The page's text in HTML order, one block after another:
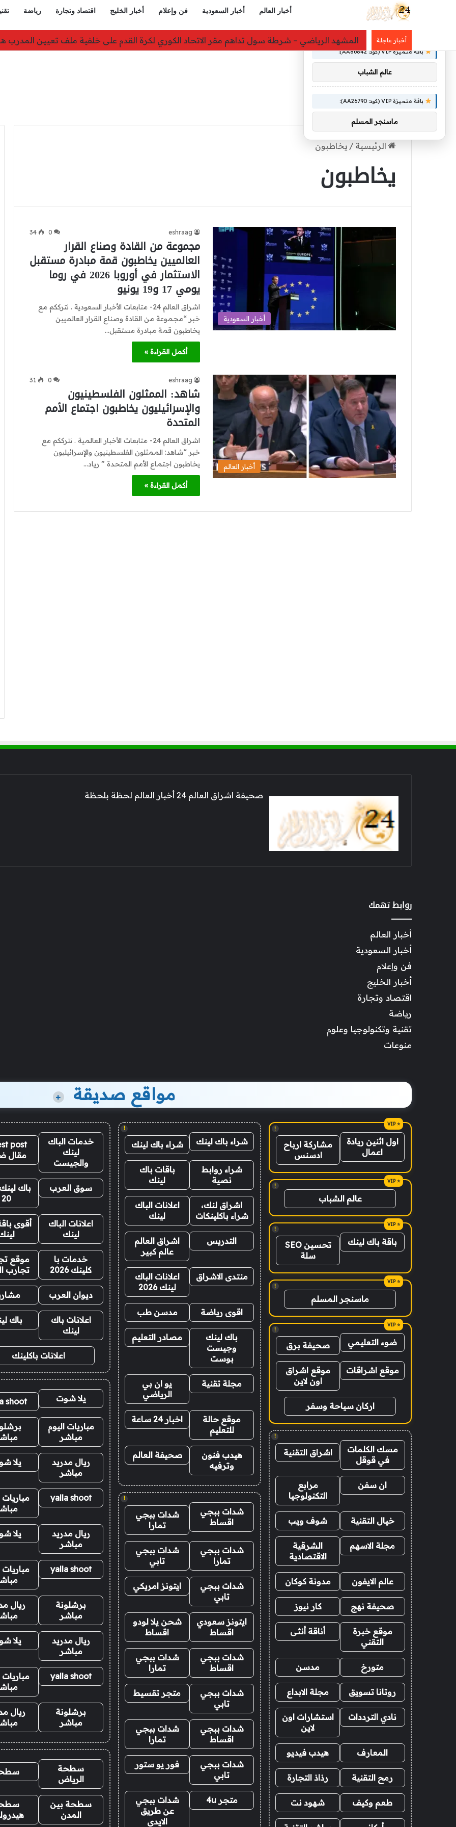
أخبار العالم أخبار السعودية فن وإعلام أخبار الخليج اقتصاد وتجارة رياضة
أخبار عاجلة «لدينا كميات هائلة».. ترامب يرد على تقارير نفاد الصواريخ الدقيقة بعد حرب إيران والبنتاغون يلتزم
الرئيسية / يخاطبون
يخاطبون
أخبار السعودية
eshraag
0
34
مجموعة من القادة وصناع القرار
العالميين يخاطبون قمة مبادرة مستقبل
الاستثمار في أوروبا 2026 في روما
يومي 17 و19 يونيو
اشراق العالم 24- متابعات الأخبار السعودية . نترككم مع
خبر “مجموعة من القادة وصناع القرار العالميين
يخاطبون قمة مبادرة مستقبل…
أكمل القراءة »
أخبار العالم
eshraag
0
31
شاهد: الممثلون الفلسطينيون
والإسرائيليون يخاطبون اجتماع الأمم
المتحدة
اشراق العالم 24- متابعات الأخبار العالمية . نترككم مع
خبر “شاهد: الممثلون الفلسطينيون والإسرائيليون
يخاطبون اجتماع الأمم المتحدة ” رياد…
أكمل القراءة »
صحيفة اشراق العالم 24 أخبار العالم لحظة بلحظة
روابط تهمك
أخبار العالم
أخبار السعودية
فن وإعلام
أخبار الخليج
اقتصاد وتجارة
رياضة
تقنية وتكنولوجيا وعلوم
منوعات
مواقع صديقة +
!
اول اثنين ريادة
اعمال
مشاركة ارباح
ادسنس
!
عالم الشباب
!
باقة باك لينك
تحسين SEO
سلة
!
ماسنجر المسلم
!
ضوء التعليمي صحيفة برق
موقع اشراقات
موقع اشراق
اون لاين
اركان سياحة وسفر
!
مسك الكلمات
في قوقل
اشراق التقنية
ان سفن
مرابع
التكنولوجيا
خيال التقنية شوف ويب
مجلة الاسهم
الشرقية
الاقتصادية
عالم الايفون مدونة كوكان
صحيفة نهج كار نيوز
موقع خبرة
التقني
أناقة أنثى
متورخ مدسن
روتانا تسويق مجلة الابداع
نادي الترددات
استشارات اون
لاين
المعارف هيدب فيديو
رمح التقنية رذاذ التجارة
طعم وكيف شهود نت
!
شراء باك لينك شراء باك لينك
شراء روابط
نصية
باقات باك
لينك
اشراق لنك،
شراء باكلينكات
اعلانات الباك
لينك
التدريس
اشراق العالم
عالم كبير
منتدى الاشراق
اعلانات الباك
لينك 2026
اقوى رياضة مدسن طب
باك لينك
وجيست
بوست
مصادر التعليم
مجلة تقنية
يو ان بي
الرياضي
موقع حالة
للتعليم
اخبار 24 ساعة
هيدب فنون
وترفيه
صحيفة العالم
!
شدات ببجي
اقساط
شدات ببجي
تمارا
شدات ببجي
تمارا
شدات ببجي
تابي
شدات ببجي
تابي
ايتونز امريكي
ايتونز سعودي
اقساط
شحن يلا لودو
اقساط
شدات ببجي
اقساط
شدات ببجي
تمارا
شدات ببجي
تابي
متجر تقسيط
شدات ببجي
اقساط
شدات ببجي
تمارا
شدات ببجي
تابي
فور يو ستور
متجر 4u
شدات ببجي
عن طريق
الايدي
خدمات الباك
لينك
والجيست
post
مقال
سوق العرب
باك
20
اعلانات الباك
لينك
أقوى
خدمات با
كلينك 2026
موقع
تجارب
ديوان العرب
اعلانات باك
لينك
باك
اعلانات باكلينك
يلا شوت shoot
مباريات اليوم
مباشر
ريال مدريد
مباشر
يلا
yalla shoot
مباريات
ريال مدريد
مباشر
يلا
yalla shoot
مباريات
برشلونة
مباشر
ريال
ريال مدريد
مباشر
يلا
yalla shoot
مباريات
برشلونة
مباشر
ريال
سطحة
الرياض
سطحة بين
المدن
باقة متميزة VIP (كود: AA86842):
عالم الشباب
باقة متميزة VIP (كود: AA26790):
ماسنجر المسلم